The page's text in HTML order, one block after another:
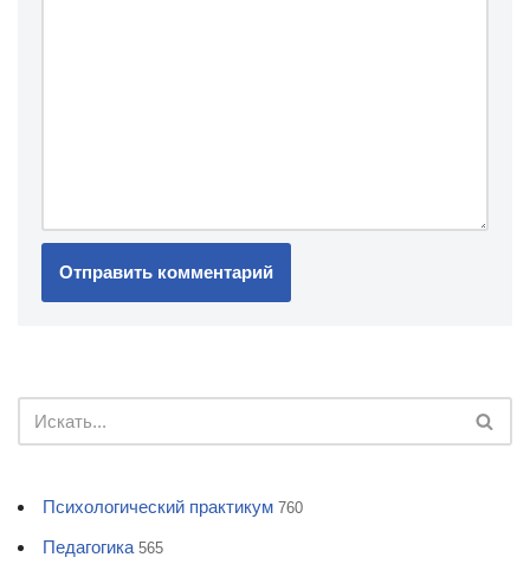
Психологический практикум 760
Педагогика 565